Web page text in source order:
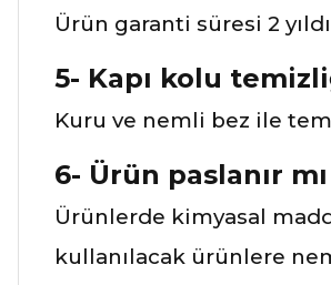
Ürün garanti süresi 2
5- Kapı kolu
Kuru ve nemli bez ile
6- Ürün paslanır
Ürünlerde kimyasal
kullanılacak ürünlere